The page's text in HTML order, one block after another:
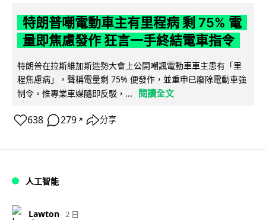
特朗普嘲電動車主有里程病 剩 75% 電
量即焦慮發作 狂言一手終結電車指令
特朗普在拉斯維加斯造勢大會上公開嘲諷電動車車主患有「里
程焦慮病」，聲稱電量剩 75% 便發作，並重申已廢除電動車強
制令。惟專業車媒隨即反駁，...
閱讀全文
638 279 ↗ 分享
人工智能
Lawton 2 日